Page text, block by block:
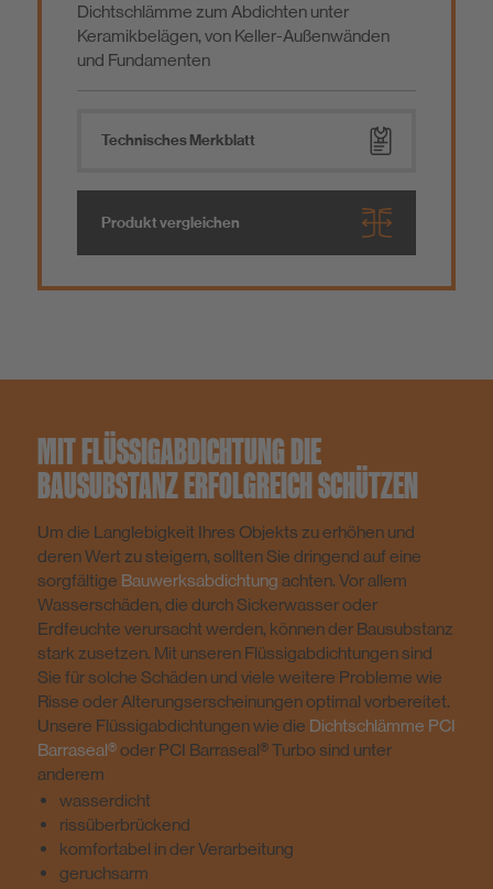
Dichtschlämme zum Abdichten unter
Keramikbelägen, von Keller-Außenwänden
und Fundamenten
Technisches Merkblatt
Produkt vergleichen
MIT FLÜSSIGABDICHTUNG DIE
BAUSUBSTANZ ERFOLGREICH SCHÜTZEN
Um die Langlebigkeit Ihres Objekts zu erhöhen und
deren Wert zu steigern, sollten Sie dringend auf eine
sorgfältige Bauwerksabdichtung achten. Vor allem
Wasserschäden, die durch Sickerwasser oder
Erdfeuchte verursacht werden, können der Bausubstanz
stark zusetzen. Mit unseren Flüssigabdichtungen sind
Sie für solche Schäden und viele weitere Probleme wie
Risse oder Alterungserscheinungen optimal vorbereitet.
Unsere Flüssigabdichtungen wie die Dichtschlämme PCI
Barraseal®oder PCI Barraseal® Turbo sind unter
anderem
wasserdicht
rissüberbrückend
komfortabel in der Verarbeitung
geruchsarm